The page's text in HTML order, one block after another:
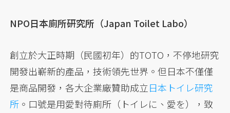
NPO日本廁所研究所（Japan Toilet Labo）
創立於大正時期（民國初年）的TOTO，不停地研究
開發出嶄新的產品，技術領先世界。但日本不僅僅
是商品開發，各大企業廠贊助成立日本トイレ研究
所 。口號是用愛對待廁所（トイレに、愛を），致